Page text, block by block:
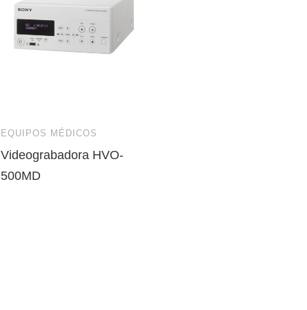
EQUIPOS MÉDICOS
Videograbadora HVO-
500MD